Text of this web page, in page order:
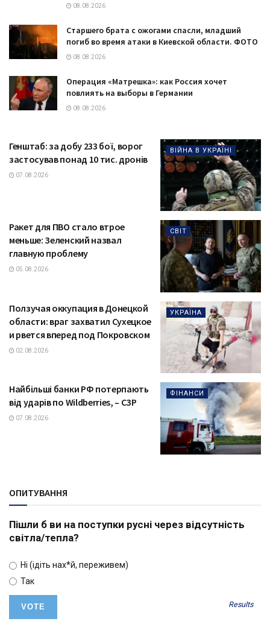
08.08.2026
Старшего брата с ожогами спасли, младший
погиб во время атаки в Киевской области. ФОТО
08.08.2026
Операция «Матрешка»: как Россия хочет
повлиять на выборы в Германии
08.08.2026
ВІЙНА В УКРАЇНІ
Генштаб: за добу 233 бої, ворог
застосував понад 10 тис. дронів
07.08.2026
СВІТ
Ракет для ПВО стало втрое
меньше: Зеленский назвал
главную проблему
05.08.2026
УКРАЇНА
Ползучая оккупация в Донецкой
области: враг захватил Сухецкое
и рвется вперед под Покровском
02.08.2026
ФІНАНСИ
Найбільші банки РФ потерпають
від ударів по Wildberries, – СЗР
07.08.2026
ОПИТУВАННЯ
Пішли б ви на поступки русні через відсутність
світла/тепла?
Ні (ідіть нах*й, переживем)
Так
Results